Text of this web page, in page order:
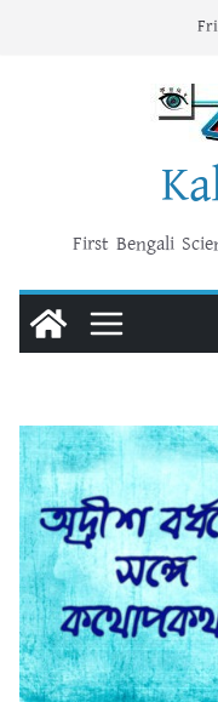
First Bengali